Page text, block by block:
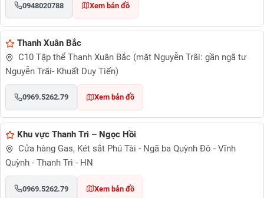
0948020788 Xem bản đồ
Thanh Xuân Bắc
C10 Tập thể Thanh Xuân Bắc (mặt Nguyễn Trãi: gần ngã tư
Nguyễn Trãi- Khuất Duy Tiến)
0969.5262.79 Xem bản đồ
Khu vực Thanh Trì – Ngọc Hồi
Cửa hàng Gas, Két sắt Phú Tài - Ngã ba Quỳnh Đô - Vĩnh
Quỳnh - Thanh Trì - HN
0969.5262.79 Xem bản đồ